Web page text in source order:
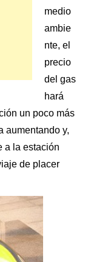
medio
ambie
nte, el
precio
del gas
hará
un poco más
aumentando y,
a la estación
de placer